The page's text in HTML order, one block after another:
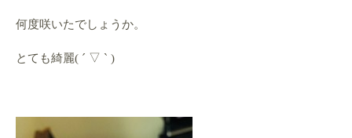
何度咲いたでしょうか。
とても綺麗( ´ ▽ ` )